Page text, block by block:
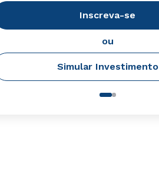
Inscreva-se
ou
Simular Investimento